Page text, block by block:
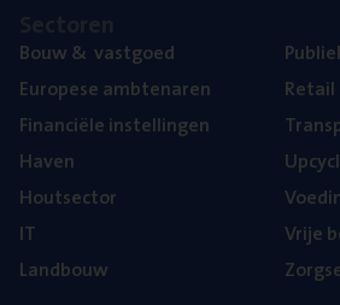
Bouw& vastgoed
Euro­pe­se ambtenaren
Finan­ci­ë­le instellingen
Haven
Hout­sec­tor
IT
Land­bouw
Retail
Vrije